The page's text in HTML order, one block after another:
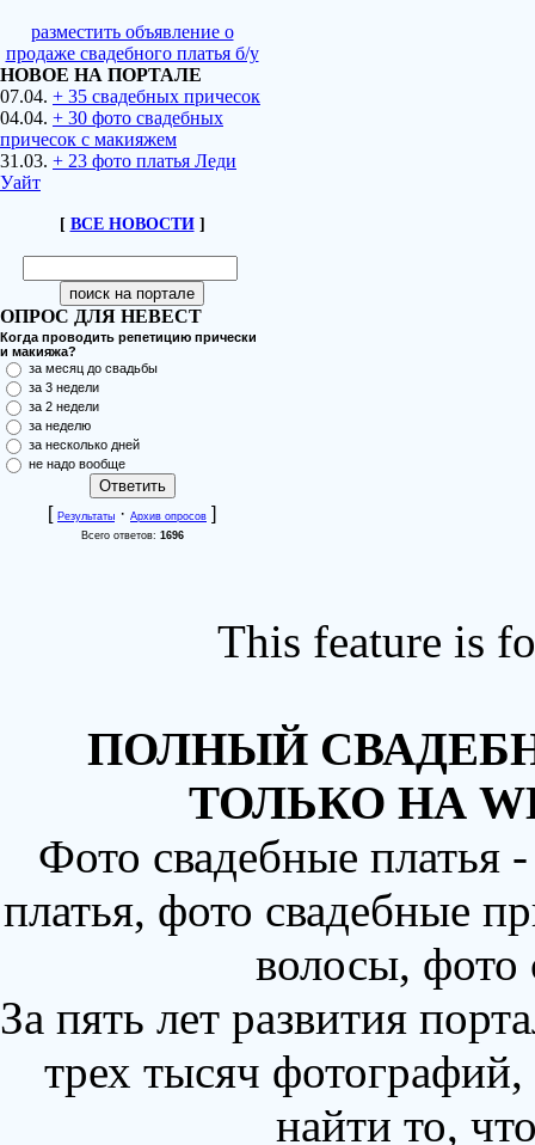
разместить объявление о
продаже свадебного платья б/у
НОВОЕ НА ПОРТАЛЕ
07.04. + 35 свадебных причесок
04.04. + 30 фото свадебных
причесок с макияжем
31.03. + 23 фото платья Леди
Уайт
[ ВСЕ НОВОСТИ]
ОПРОС ДЛЯ НЕВЕСТ
Когда проводить репетицию прически
и макияжа?
за месяц до свадьбы
за 3 недели
за 2 недели
за неделю
за несколько дней
не надо вообще
[ Результаты · Архив опросов ]
Всего ответов: 1696
This feature is
ПОЛНЫЙ
ТОЛЬКО НА
Фото свадебные
платья, фото свадебные
волосы,
За пять лет развития
трех тысяч
найти то,